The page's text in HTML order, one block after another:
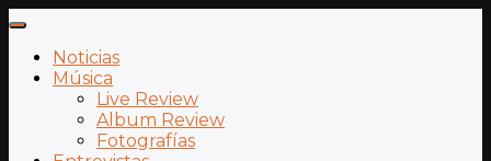
Noticias
Música
Live Review
Album Review
Fotografías